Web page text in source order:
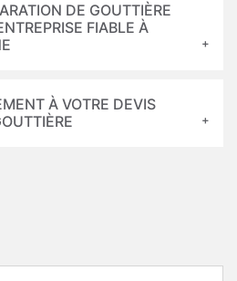
DE GOUTTIÈRE
FIABLE À
À VOTRE DEVIS